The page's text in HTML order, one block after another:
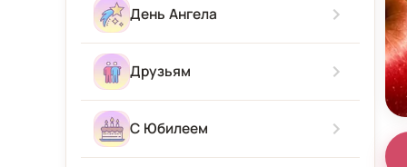
Прости Меня
Привет
С новорожденным
Приятного аппетита
С приездом
День Ангела
Друзьям
С Юбилеем